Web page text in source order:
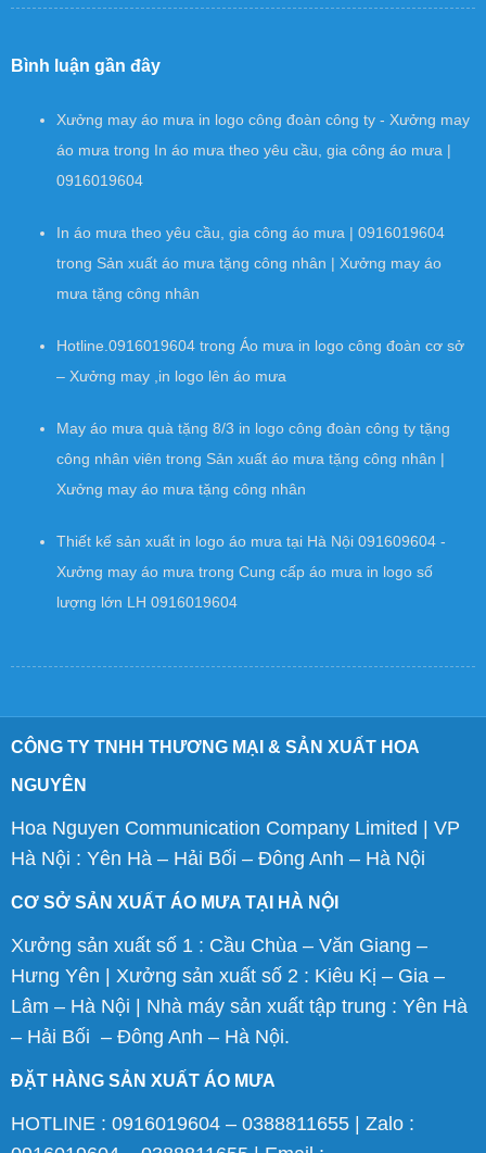
Bình luận gần đây
Xưởng may áo mưa in logo công đoàn công ty - Xưởng may
áo mưa trong In áo mưa theo yêu cầu, gia công áo mưa |
0916019604
In áo mưa theo yêu cầu, gia công áo mưa | 0916019604
trong Sản xuất áo mưa tặng công nhân | Xưởng may áo
mưa tặng công nhân
Hotline.0916019604 trong Áo mưa in logo công đoàn cơ sở
– Xưởng may ,in logo lên áo mưa
May áo mưa quà tặng 8/3 in logo công đoàn công ty tặng
công nhân viên trong Sản xuất áo mưa tặng công nhân |
Xưởng may áo mưa tặng công nhân
Thiết kế sản xuất in logo áo mưa tại Hà Nội 091609604 -
Xưởng may áo mưa trong Cung cấp áo mưa in logo số
lượng lớn LH 0916019604
CÔNG TY TNHH THƯƠNG MẠI & SẢN XUẤT HOA
NGUYÊN
Hoa Nguyen Communication Company Limited | VP
Hà Nội : Yên Hà – Hải Bối – Đông Anh – Hà Nội
CƠ SỞ SẢN XUẤT ÁO MƯA TẠI HÀ NỘI
Xưởng sản xuất số 1 : Cầu Chùa – Văn Giang –
Hưng Yên | Xưởng sản xuất số 2 : Kiêu Kị – Gia –
Lâm – Hà Nội | Nhà máy sản xuất tập trung : Yên Hà
– Hải Bối – Đông Anh – Hà Nội.
ĐẶT HÀNG SẢN XUẤT ÁO MƯA
HOTLINE : 0916019604 – 0388811655 | Zalo :